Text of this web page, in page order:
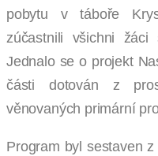
pobytu v táboře
zúčastnili všichni žáci
Jednalo se o projekt
části dotován z
věnovaných primární
Program byl sestaven